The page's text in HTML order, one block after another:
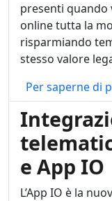
presenti quando
online tutta la
risparmiando
stesso valore
Per saperne di
e App IO
L’App IO è la